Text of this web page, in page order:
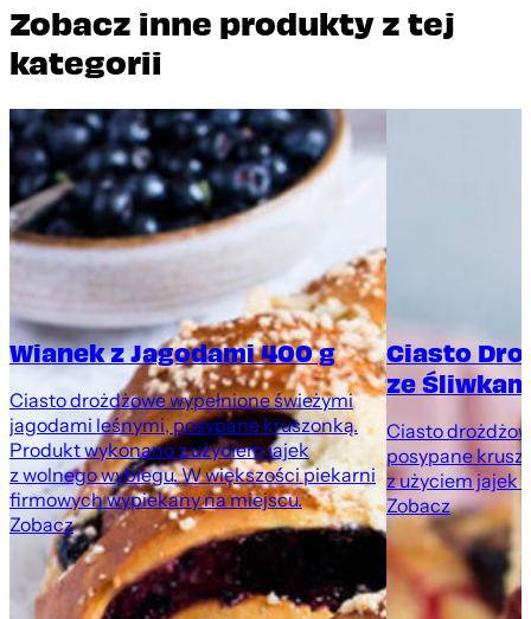
Zobacz inne produkty z tej
kategorii
Wianek z Jagodami 400 g
Ciasto drożdżowe wypełnione świeżymi
jagodami leśnymi, posypane kruszonką.
Produkt wykonano z użyciem jajek
z wolnego wybiegu. W większości piekarni
firmowych wypiekany na miejscu.
Zobacz
Ciasto
ze
Ciasto
posypane
z użyciem jajek
Zobacz